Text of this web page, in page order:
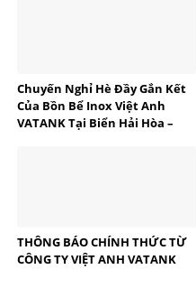
Chuyến Nghỉ Hè Đầy Gắn Kết
Của Bồn Bể Inox Việt Anh
VATANK Tại Biển Hải Hòa –
THÔNG BÁO CHÍNH THỨC TỪ
CÔNG TY VIỆT ANH VATANK